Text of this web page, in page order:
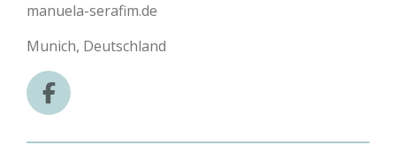
manuela-serafim.de
Munich, Deutschland
F
a
c